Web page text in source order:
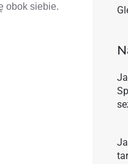
obok siebie.